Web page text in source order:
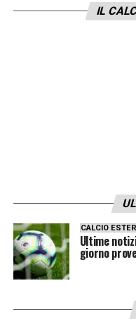
molto piacereIL
CALCIO
Ultime
giorno